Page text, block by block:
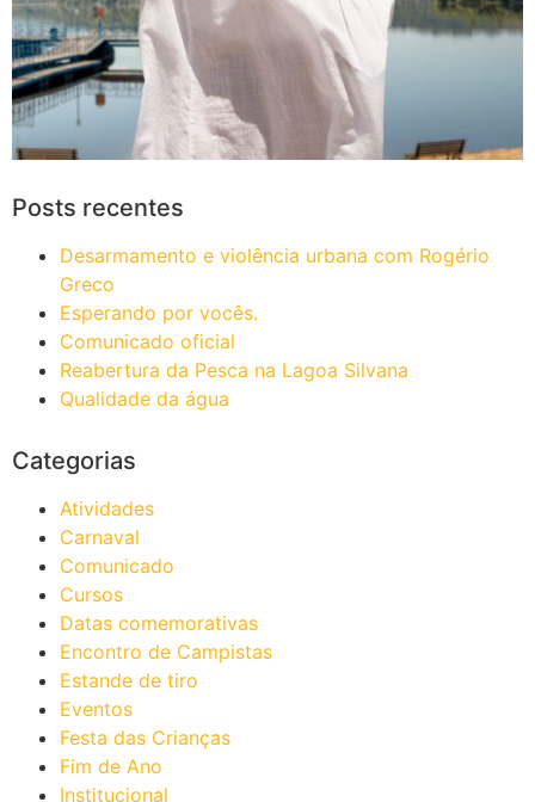
Posts recentes
Desarmamento e violência urbana com Rogério
Greco
Esperando por vocês.
Comunicado oficial
Reabertura da Pesca na Lagoa Silvana
Qualidade da água
Categorias
Atividades
Carnaval
Comunicado
Cursos
Datas comemorativas
Encontro de Campistas
Estande de tiro
Eventos
Festa das Crianças
Fim de Ano
Institucional